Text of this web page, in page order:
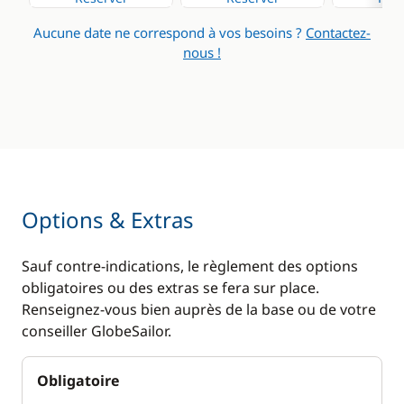
Réfrigérateur
Eau chaude
Générateur
Aucune date ne correspond à vos besoins ? Contactez-
nous !
Options & Extras
Sauf contre-indications, le règlement des options
obligatoires ou des extras se fera sur place.
Renseignez-vous bien auprès de la base ou de votre
conseiller GlobeSailor.
Obligatoire